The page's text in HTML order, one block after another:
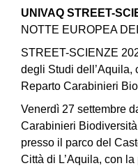
UNIVAQ STREET-
NOTTE EUROPEA
STREET-SCIENZE
degli Studi dell’Aquila,
Reparto Carabinieri
Venerdì 27 settembre
Carabinieri
presso il parco del
Città di L’Aquila, con